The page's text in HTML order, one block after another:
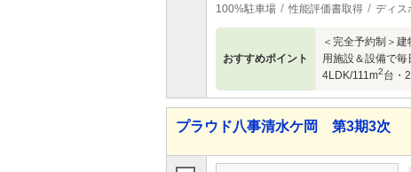
100%駐車場 性能評価書取得 ディス
おすすめポイント
＜完全予約制＞
用施設＆設備で
4LDK/111m2台・
プラウド八事清水ケ岡 第3期3次